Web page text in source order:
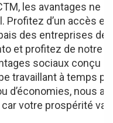
les avantages ne
Profitez d’un accès
des entreprises de
et profitez de notre
sociaux conçu
travaillant à temps
d’économies, nous
votre prospérité va